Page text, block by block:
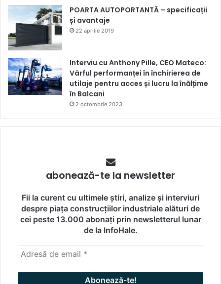
POARTA AUTOPORTANTĂ – specificații
și avantaje
22 aprilie 2019
Interviu cu Anthony Pille, CEO Mateco:
Vârful performanței în închirierea de
utilaje pentru acces și lucru la înălțime
în Balcani
2 octombrie 2023
abonează-te la newsletter
Fii la curent cu ultimele știri, analize și interviuri
despre piața construcțiilor industriale alături de
cei peste 13.000 abonați prin newsletterul lunar
de la InfoHale.